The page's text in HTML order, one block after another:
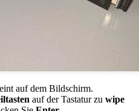
auf dem Bildschirm.
auf der Tastatur zu wipe